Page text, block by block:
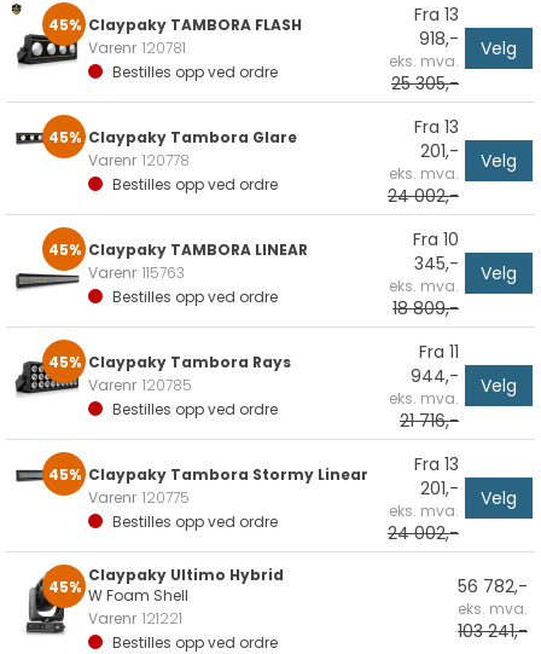
45% Claypaky TAMBORA FLASH
Varenr 120781
Bestilles opp ved ordre
Fra 13
918,-
eks. mva.
25 305,-
Velg
45% Claypaky Tambora Glare
Varenr 120778
Bestilles opp ved ordre
Fra 13
201,-
eks. mva.
24 002,-
Velg
45% Claypaky TAMBORA LINEAR
Varenr 115763
Bestilles opp ved ordre
Fra 10
345,-
eks. mva.
18 809,-
Velg
45% Claypaky Tambora Rays
Varenr 120785
Bestilles opp ved ordre
Fra 11
944,-
eks. mva.
21 716,-
Velg
45% Claypaky Tambora Stormy Linear
Varenr 120775
Bestilles opp ved ordre
Fra 13
201,-
eks. mva.
24 002,-
Velg
45%
Claypaky Ultimo Hybrid
W Foam Shell
Varenr 121221
Bestilles opp ved ordre
56 782,-
eks. mva.
103 241,-